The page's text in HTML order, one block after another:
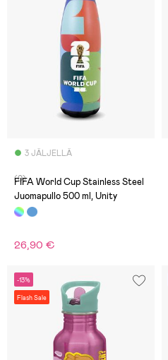
3 JÄLJELLÄ
(0)
FIFA World Cup Stainless Steel
Juomapullo 500 ml, Unity
26,90 €
-13%
Flash Sale